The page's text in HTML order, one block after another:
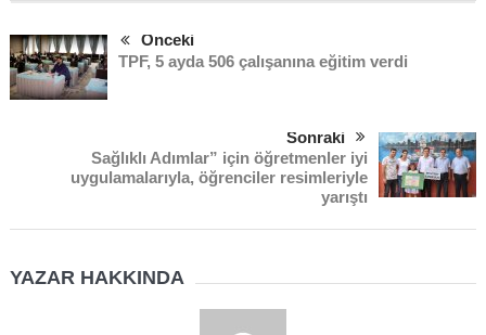
Önceki
TPF, 5 ayda 506 çalışanına eğitim verdi
Sonraki
Sağlıklı Adımlar” için öğretmenler iyi
uygulamalarıyla, öğrenciler resimleriyle
yarıştı
YAZAR HAKKINDA